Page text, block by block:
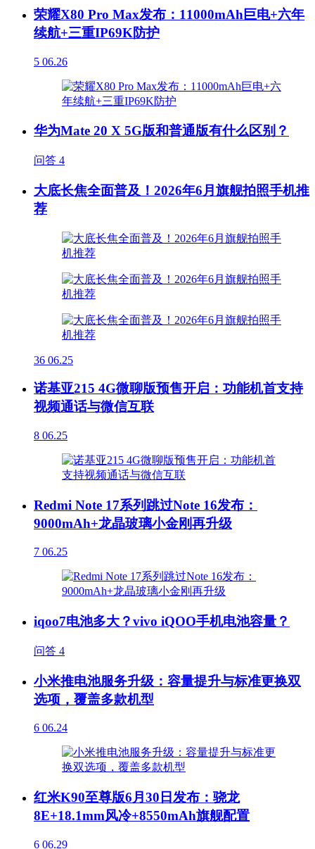
荣耀X80 Pro Max发布：11000mAh巨电+六年
续航+三重IP69K防护
5 06.26
华为Mate 20 X 5G版和普通版有什么区别？
问答 4
大底长焦全面普及！2026年6月旗舰拍照手机推
荐
36 06.25
诺基亚215 4G微聊版预售开启：功能机首支持
视频通话与微信互联
8 06.25
Redmi Note 17系列跳过Note 16发布：
9000mAh+龙晶玻璃小金刚再升级
7 06.25
iqoo7电池多大？vivo iQOO手机电池容量？
问答 4
小米推电池服务升级：容量提升与标准更换双
选项，覆盖多款机型
6 06.24
红米K90至尊版6月30日发布：骁龙
8E+18.1mm风冷+8550mAh旗舰配置
6 06.29